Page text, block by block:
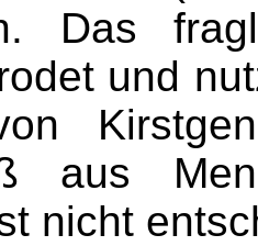
Das
und
aus
nicht